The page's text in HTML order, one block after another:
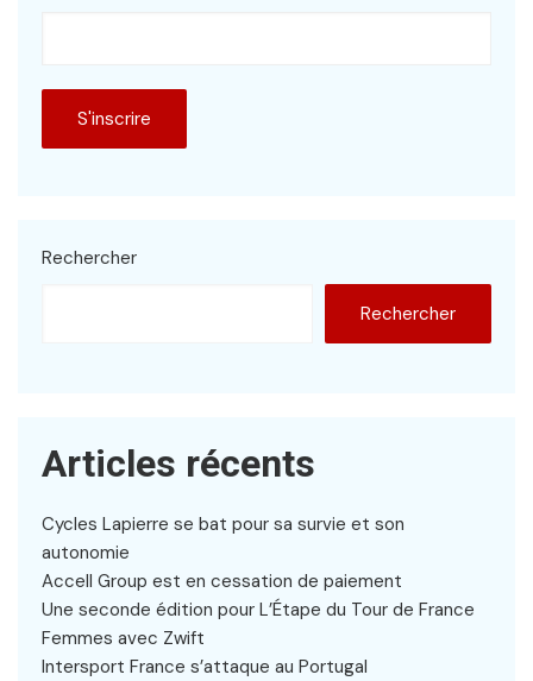
Rechercher
Rechercher
Articles récents
Cycles Lapierre se bat pour sa survie et son
autonomie
Accell Group est en cessation de paiement
Une seconde édition pour L’Étape du Tour de France
Femmes avec Zwift
Intersport France s’attaque au Portugal